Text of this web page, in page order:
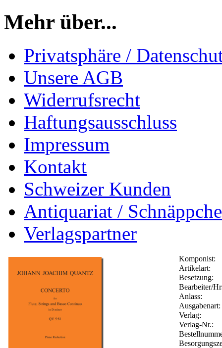
Mehr über...
Privatsphäre /
Unsere AGB
Widerrufsrecht
Haftungsausschluss
Impressum
Kontakt
Schweizer Kunden
Antiquariat /
Verlagspartner
Komponist:
Artikelart:
Besetzung:
Bearbeiter/
Anlass:
Ausgabenart:
Verlag:
Verlag-Nr.: